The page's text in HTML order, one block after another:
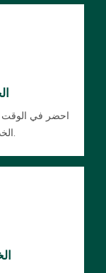
احضر في الوقت
الخدمات القياسية في نفس اليوم.